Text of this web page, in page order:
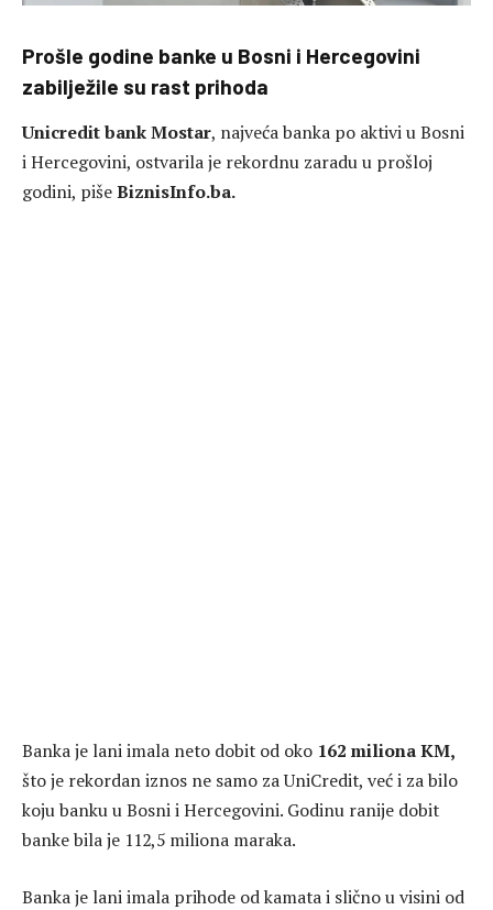
Prošle godine banke u Bosni i Hercegovini
zabilježile su rast prihoda
Unicredit bank Mostar, najveća banka po aktivi u Bosni
i Hercegovini, ostvarila je rekordnu zaradu u prošloj
godini, pišeBiznisInfo.ba.
Banka je lani imala neto dobit od oko 162 miliona KM,
što je rekordan iznos ne samo za UniCredit, već i za bilo
koju banku u Bosni i Hercegovini. Godinu ranije dobit
banke bila je 112,5 miliona maraka.
Banka je lani imala prihode od kamata i slično u visini od